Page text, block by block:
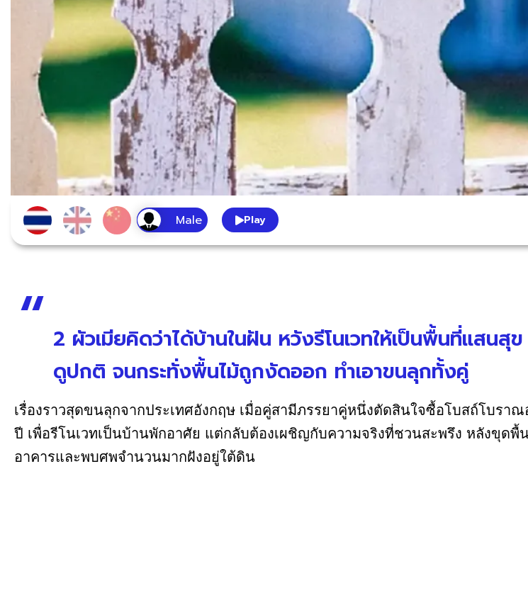
Play
2 ผัวเมียคิดว่าได้บ้านในฝัน หวังรีโนเวทให้เป็นพื้นที่แสนสุ
ดูปกติ จนกระทั่งพื้นไม้ถูกงัดออก ทำเอาขนลุกทั้งคู่
เรื่องราวสุดขนลุกจากประเทศอังกฤษ เมื่อคู่สามีภรรยาคู่หนึ่งตัดสินใจซื้อโบสถ์โบราณ
ปี เพื่อรีโนเวทเป็นบ้านพักอาศัย แต่กลับต้องเผชิญกับความจริงที่ชวนสะพรึง หลังขุดพื้
อาคารและพบศพจำนวนมากฝังอยู่ใต้ดิน